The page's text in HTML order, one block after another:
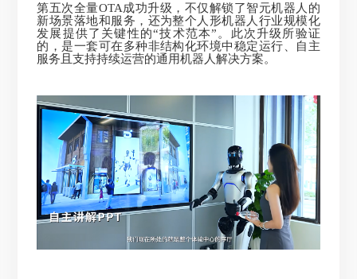
第五次全量OTA成功升级，不仅解锁了智元机器人的
新场景落地和服务，还为整个人形机器人行业规模化
发展提供了关键性的“技术范本”。此次升级所验证
的，是一套可在多种非结构化环境中稳定运行、自主
服务且支持持续运营的通用机器人解决方案。